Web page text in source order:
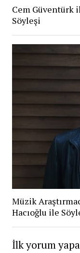
Cem Güventürk
Söyleşi
Müzik
Hacıoğlu ile
İlk yorum